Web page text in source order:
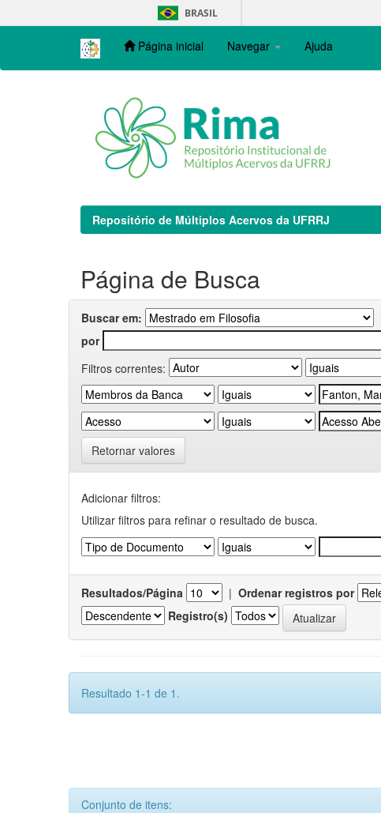
navigation
BRASIL
Página inicial Navegar Ajuda
Repositório de Múltiplos Acervos da UFRRJ
Página de Busca
Buscar em:
por
Filtros correntes:
Retornar valores
Adicionar filtros:
Utilizar filtros para refinar o resultado de busca.
Resultados/Página | Ordenar registros por
Registro(s)
Resultado 1-1 de 1.
Conjunto de itens: